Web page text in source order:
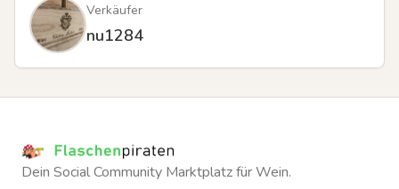
Verkäufer
nu1284
Dein Social Community Marktplatz für Wein.